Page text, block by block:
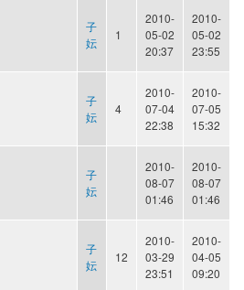
子
妘
1
2010-
05-02
20:37
2010-
05-02
23:55
子
妘
4
2010-
07-04
22:38
2010-
07-05
15:32
子
妘
2010-
08-07
01:46
2010-
08-07
01:46
子
妘
12
2010-
03-29
23:51
2010-
04-05
09:20